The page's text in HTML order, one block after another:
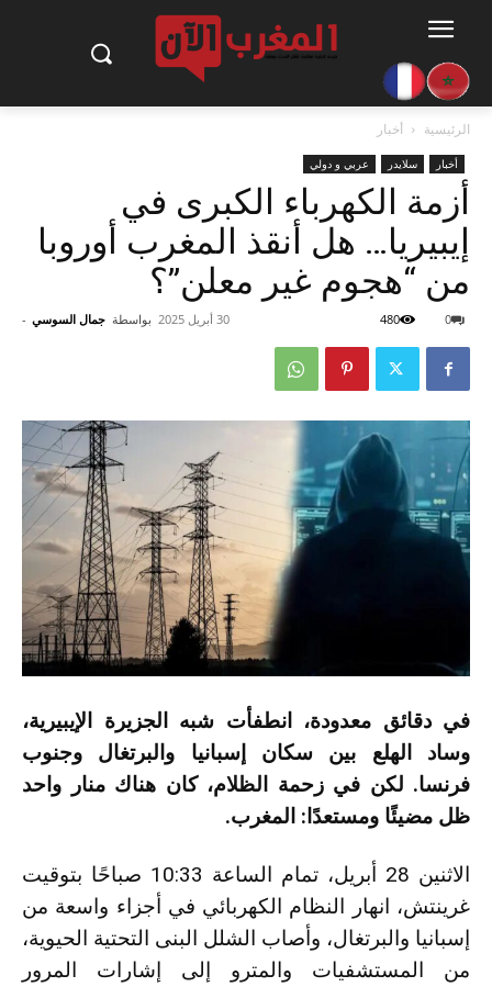
الرئيسية أخبار
أخبار سلايدر عربي و دولي
أزمة الكهرباء الكبرى في
إيبيريا… هل أنقذ المغرب أوروبا
من “هجوم غير معلن”؟
بواسطة جمال السوسي - 30 أبريل 2025 0
480
في دقائق معدودة، انطفأت شبه الجزيرة الإيبيرية،
وساد الهلع بين سكان إسبانيا والبرتغال وجنوب
فرنسا. لكن في زحمة الظلام، كان هناك منار واحد
ظل مضيئًا ومستعدًا: المغرب.
الاثنين 28 أبريل، تمام الساعة 10:33 صباحًا بتوقيت
غرينتش، انهار النظام الكهربائي في أجزاء واسعة من
إسبانيا والبرتغال، وأصاب الشلل البنى التحتية الحيوية،
من المستشفيات والمترو إلى إشارات المرور